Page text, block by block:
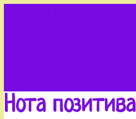
Нота позитива